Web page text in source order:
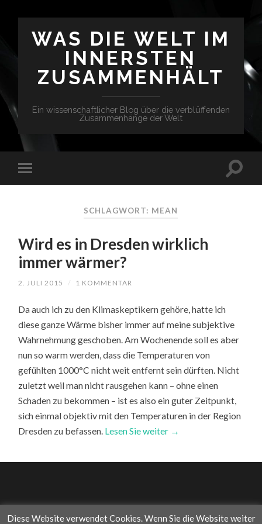
WAS DIE WELT IM
INNERSTEN
ZUSAMMENHÄLT
Ein wissenschaftlicher Blog über die verblüffenden
Zusammenhänge der Welt
SCHLAGWORT: MEAN
Wird es in Dresden wirklich
immer wärmer?
2. JULI 2015 / 1 KOMMENTAR
Da auch ich zu den Klimaskeptikern gehöre, hatte ich
diese ganze Wärme bisher immer auf meine subjektive
Wahrnehmung geschoben. Am Wochenende soll es aber
nun so warm werden, dass die Temperaturen von
gefühlten 1000°C nicht weit entfernt sein dürften. Nicht
zuletzt weil man nicht rausgehen kann – ohne einen
Schaden zu bekommen – ist es also ein guter Zeitpunkt,
sich einmal objektiv mit den Temperaturen in der Region
Dresden zu befassen. Lesen Sie weiter →
Diese Website verwendet Cookies. Wenn Sie die Website weiter